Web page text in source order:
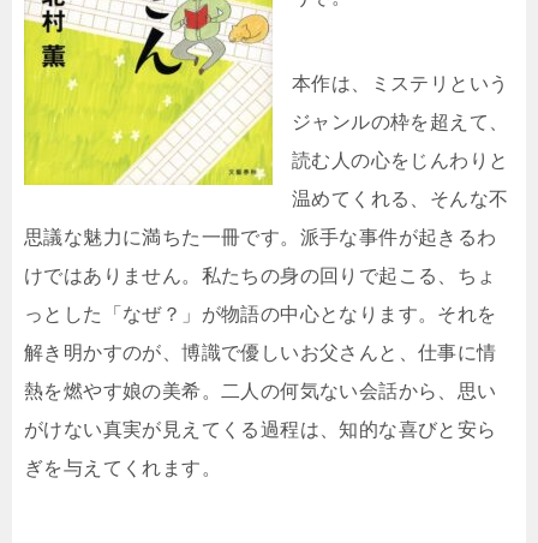
本作は、ミステリという
ジャンルの枠を超えて、
読む人の心をじんわりと
温めてくれる、そんな不
思議な魅力に満ちた一冊です。派手な事件が起きるわ
けではありません。私たちの身の回りで起こる、ちょ
っとした「なぜ？」が物語の中心となります。それを
解き明かすのが、博識で優しいお父さんと、仕事に情
熱を燃やす娘の美希。二人の何気ない会話から、思い
がけない真実が見えてくる過程は、知的な喜びと安ら
ぎを与えてくれます。